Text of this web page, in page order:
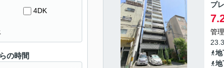
プ
管
地
地
4DK
の時間